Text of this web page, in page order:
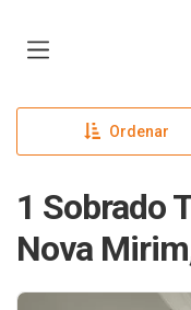
Ordenar
1 Sobrado
Nova